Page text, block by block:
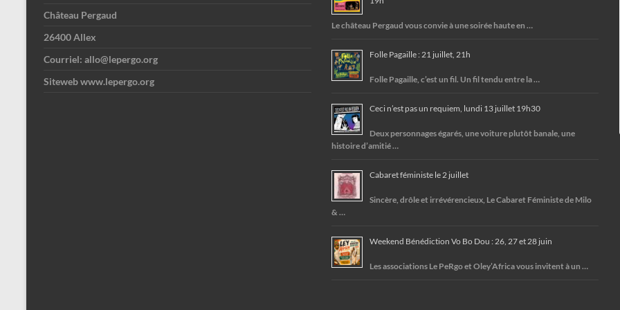
Château Pergaud
26400 Allex
Courriel: allo@lepergo.org
Siteweb www.lepergo.org
Le château Pergaud vous convie à une soirée haute en …
Folle Pagaille : 21 juillet, 21h
Folle Pagaille, c’est un fil. Un fil tendu entre la …
Ceci n’est pas un requiem, lundi 13 juillet 19h30
Deux personnages égarés, une voiture plutôt banale, une
histoire d’amitié …
Cabaret féministe le 2 juillet
Sincère, drôle et irrévérencieux, Le Cabaret Féministe de Milo
& …
Weekend Bénédiction Vo Bo Dou : 26, 27 et 28 juin
Les associations Le PeRgo et Oley’Africa vous invitent à un …